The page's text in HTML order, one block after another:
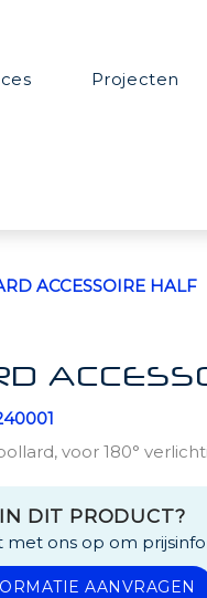
Projecten
ACCESSOIRE HALF
voor 180°
DIT PRODUCT?
ons op om
AANVRAGEN